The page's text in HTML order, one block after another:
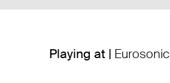
Playing at | Eurosonic